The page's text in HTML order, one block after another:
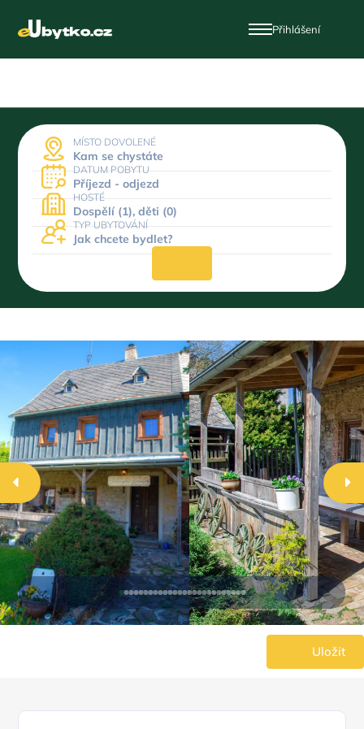
Přihlášení
MÍSTO DOVOLENÉ
Kam se chystáte
DATUM POBYTU
Příjezd - odjezd
HOSTÉ
Dospělí (1), děti (0)
TYP UBYTOVÁNÍ
Jak chcete bydlet?
Uložit